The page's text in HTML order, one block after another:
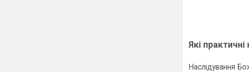
Які
Наслідування